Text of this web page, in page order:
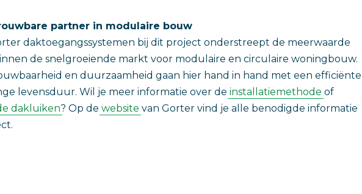
partner in modulaire bouw
daktoegangssystemen bij dit project onderstreept de meerwaarde
de snelgroeiende markt voor modulaire en circulaire woningbouw.
en duurzaamheid gaan hier hand in hand met een efficiënte
levensduur. Wil je meer informatie over de installatiemethode of
dakluiken? Op de website van Gorter vind je alle benodigde informatie